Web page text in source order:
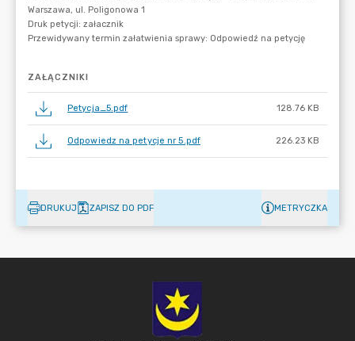
ZAŁĄCZNIKI
Petycja_5.pdf 128.76 KB
Odpowiedz na petycje nr 5.pdf 226.23 KB
DRUKUJ ZAPISZ DO PDF METRYCZKA